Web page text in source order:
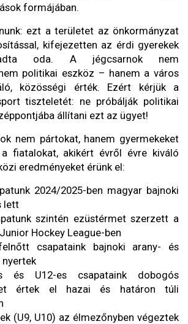
formájában.
ezt a területet az önkormányzat
kifejezetten az érdi gyerekek
oda. A jégcsarnok nem
politikai eszköz – hanem a város
közösségi érték. Ezért kérjük a
tiszteletét: ne próbálják politikai
állítani ezt az ügyet!
nem pártokat, hanem gyermekeket
fiatalokat, akikért évről évre kiváló
eredményeket érünk el:
2024/2025-ben magyar bajnoki
lett
szintén ezüstérmet szerzett a
Hockey League-ben
csapataink bajnoki arany- és
és U12-es csapataink dobogós
értek el hazai és határon túli
(U9, U10) az élmezőnyben végeztek